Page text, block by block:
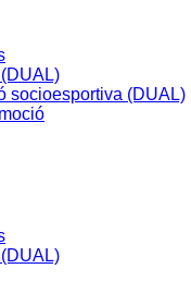
socioesportiva (DUAL)